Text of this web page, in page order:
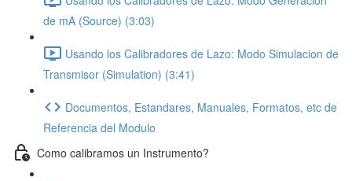
de mA (Source) (3:03)
Usando los Calibradores de Lazo: Modo Simulacion de
Transmisor (Simulation) (3:41)
Documentos, Estandares, Manuales, Formatos, etc de
Referencia del Modulo
Como calibramos un Instrumento?